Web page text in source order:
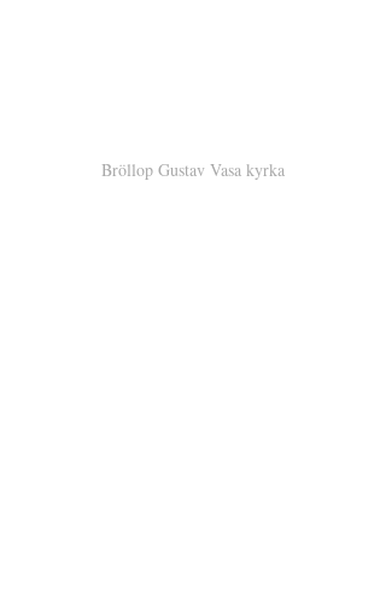
Bröllop Gustav Vasa kyrka